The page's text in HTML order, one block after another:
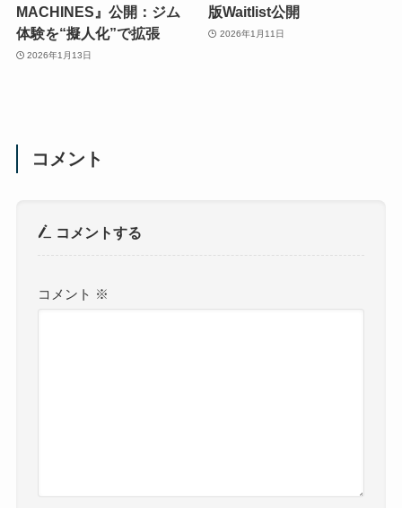
MACHINES』公開：ジム
体験を“擬人化”で拡張
2026年1月13日
版Waitlist公開
2026年1月11日
コメント
コメントする
コメント ※